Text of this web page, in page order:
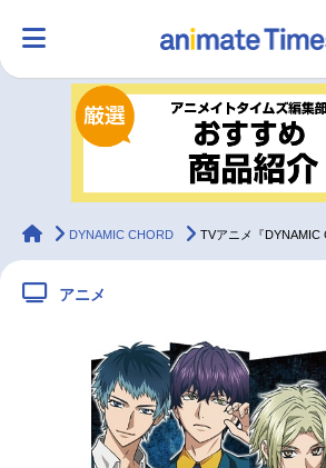
ランキング アニメ
ラジオ みんなの声
配信・Vtuber トレン
最新記事一覧
animateTimes
DYNAMIC CHORD TVアニメ『DYNAMIC CHORD(ダイナミックコード)』より、
アニメ